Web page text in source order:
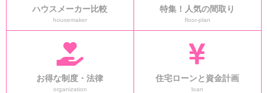
ハウスメーカー比較
housemaker
特集！人気の間取り
floor-plan
お得な制度・法律
organization
住宅ローンと資金計画
loan